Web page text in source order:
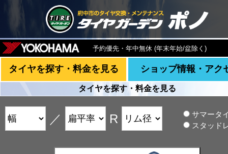
予約優先・年中無休 (年末年始/盆除く)
タイヤを探す・料金を見る ショップ情報・アク
タイヤを探す・料金を見る
／ R
サマータ
スタッド